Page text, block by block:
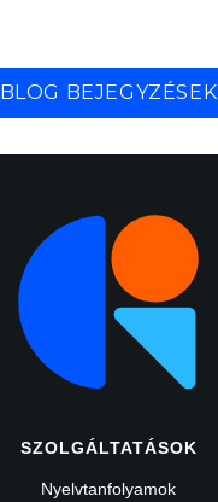
BLOG BEJEGYZÉSEK
SZOLGÁLTATÁSOK
Nyelvtanfolyamok